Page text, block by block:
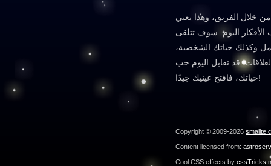
خلال الفريق، وهذا يعني
اليوم. سوف تتلقى
وكذلك حياتك الشخصية،
قد تقابل اليوم حب
حياتك، فافتح عينيك جيدًا!
Copyright © 2009-2026
Content licensed from:
Cool CSS effects by